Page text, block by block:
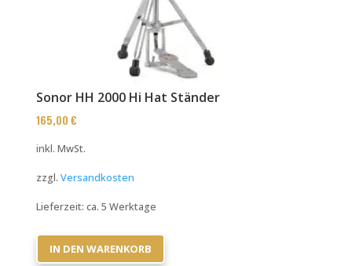
Sonor HH 2000 Hi Hat Ständer
165,00€
inkl. MwSt.
zzgl.Versandkosten
Lieferzeit:ca. 5 Werktage
IN DEN WARENKORB